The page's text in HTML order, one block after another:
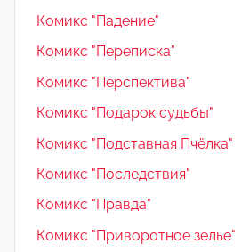
Комикс "Падение"
Комикс "Переписка"
Комикс "Перспектива"
Комикс "Подарок судьбы"
Комикс "Подставная Пчёлка"
Комикс "Последствия"
Комикс "Правда"
Комикс "Приворотное зелье"